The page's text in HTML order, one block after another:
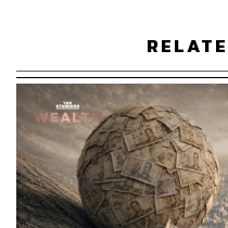
ไม่ควรด่วนสรุปเพื่อนำเสนอ
เนื่องจากสินค้าเกษตรมีคว
ความผันผวนของปริมาณผ
ห่วงโซ่อุปทาน การวิเครา
มองเห็นปัญหาที่ซ่อนอยู่ แล
ได้อย่างตรงจุด